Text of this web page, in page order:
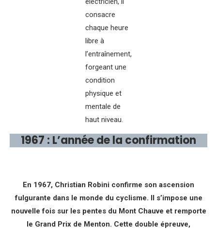
consacre
chaque heure
libre à
l’entraînement,
forgeant une
condition
physique et
mentale de
haut niveau.
1967 : L’année de la confirmation
En 1967, Christian Robini confirme son ascension
fulgurante dans le monde du cyclisme. Il s’impose une
nouvelle fois sur les pentes du Mont Chauve et remporte
le Grand Prix de Menton. Cette double épreuve,